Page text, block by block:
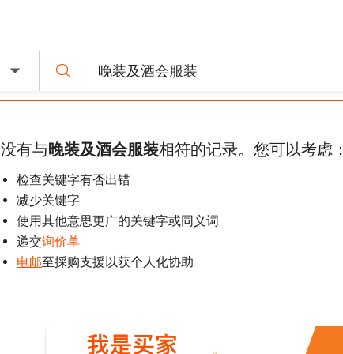
没有与晚装及酒会服装相符的记录。您可以考虑：
检查关键字有否出错
减少关键字
使用其他意思更广的关键字或同义词
递交询价单
电邮至採购支援以获个人化协助